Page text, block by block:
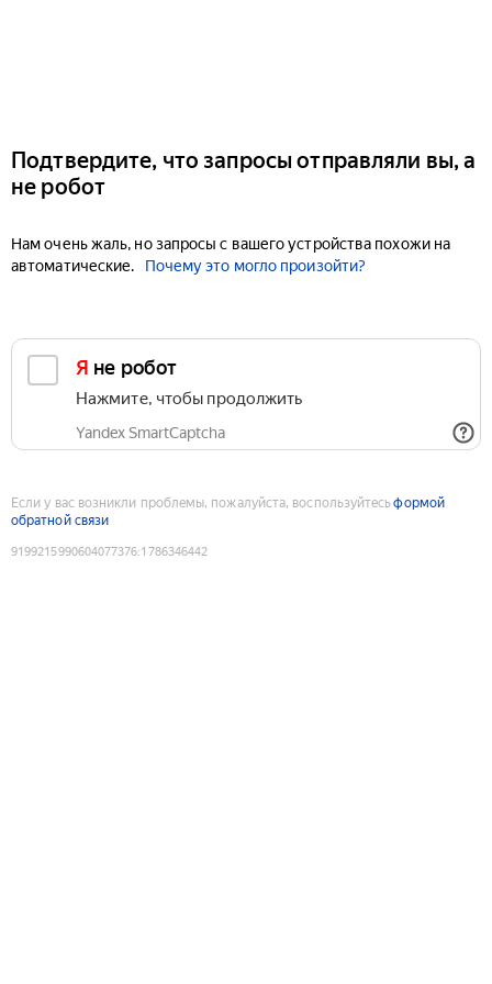
Подтвердите, что запросы отправляли вы, а
не робот
Нам очень жаль, но запросы с вашего устройства похожи на
автоматические.
Почему это могло произойти?
Я не робот
Нажмите, чтобы продолжить
Yandex SmartCaptcha
Если у вас возникли проблемы, пожалуйста, воспользуйтесьформой
обратной связи
9199215990604077376:1786346442